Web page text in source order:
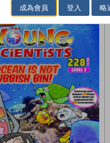
成為會員 登入 略